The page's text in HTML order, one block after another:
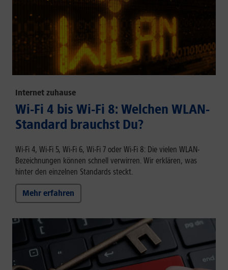
Internet zuhause
Wi-Fi 4 bis Wi-Fi 8: Welchen WLAN-
Standard brauchst Du?
Wi-Fi 4, Wi-Fi 5, Wi-Fi 6, Wi-Fi 7 oder Wi-Fi 8: Die vielen WLAN-
Bezeichnungen können schnell verwirren. Wir erklären, was
hinter den einzelnen Standards steckt.
Mehr erfahren